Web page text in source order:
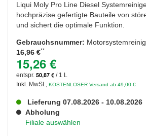
Liqui Moly Pro Line Diesel
hochpräzise gefertigte Bauteile von
und sichert die optimale Funktion.
Gebrauchsnummer:
16,96 €**
15,26 €
entspr. 50,87 € / 1 L
Inkl. MwSt., KOSTENLOSER Versand ab 49,00 €
Lieferung 07.08.2026 - 10.08.2026
Abholung
Filiale auswählen